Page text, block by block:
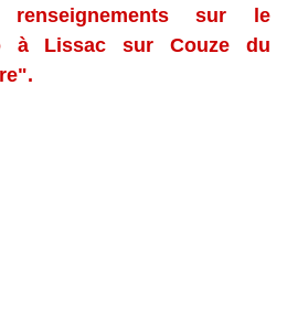
renseignements sur le
à Lissac sur Couze du